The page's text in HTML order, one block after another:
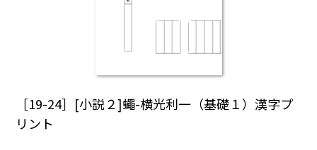
［19-24］[小説２]蠅-横光利一（基礎１）漢字プ
リント